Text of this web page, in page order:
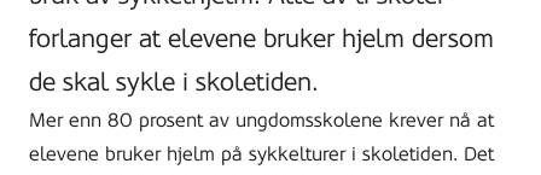
forlanger at elevene bruker hjelm dersom
de skal sykle i skoletiden.
Mer enn 80 prosent av ungdomsskolene krever nå at
elevene bruker hjelm på sykkelturer i skoletiden. Det